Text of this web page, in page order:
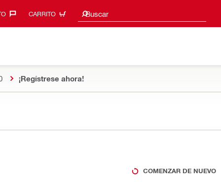
CARRITO Buscar
Sugerencias de búsqueda
¡Regístrese ahora!
COMENZAR DE NUEVO